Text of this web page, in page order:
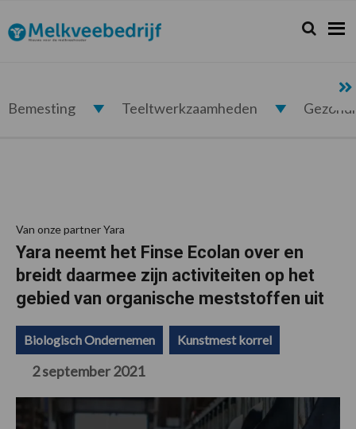
de
hoofdnavigatie
de
hoofd
de
eerste
de
voettekst
Melkveebedrijf.nl Zoeken...
Zoek
Bemesting Teeltwerkzaamheden
Van onze partner Yara
Yara neemt het Finse Ecolan over en
breidt daarmee zijn activiteiten op het
gebied van organische meststoffen uit
Biologisch Ondernemen Kunstmest korrel
2 september 2021